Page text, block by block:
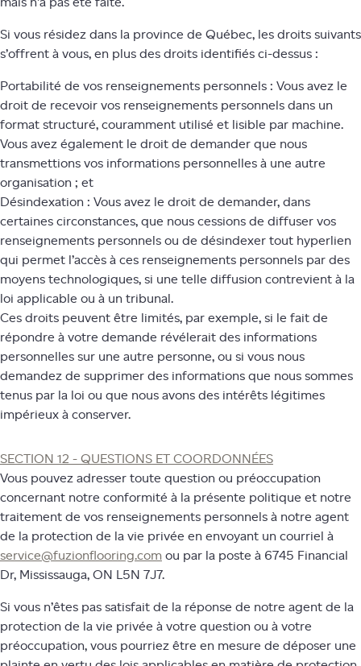
Si vous résidez dans la province de Québec, les droits suivants
s’offrent à vous, en plus des droits identifiés ci-dessus :
Portabilité de vos renseignements personnels : Vous avez le
droit de recevoir vos renseignements personnels dans un
format structuré, couramment utilisé et lisible par machine.
Vous avez également le droit de demander que nous
transmettions vos informations personnelles à une autre
organisation ; et
Désindexation : Vous avez le droit de demander, dans
certaines circonstances, que nous cessions de diffuser vos
renseignements personnels ou de désindexer tout hyperlien
qui permet l’accès à ces renseignements personnels par des
moyens technologiques, si une telle diffusion contrevient à la
loi applicable ou à un tribunal.
Ces droits peuvent être limités, par exemple, si le fait de
répondre à votre demande révélerait des informations
personnelles sur une autre personne, ou si vous nous
demandez de supprimer des informations que nous sommes
tenus par la loi ou que nous avons des intérêts légitimes
impérieux à conserver.
SECTION 12 - QUESTIONS ET COORDONNÉES
Vous pouvez adresser toute question ou préoccupation
concernant notre conformité à la présente politique et notre
traitement de vos renseignements personnels à notre agent
de la protection de la vie privée en envoyant un courriel à
service@fuzionflooring.com ou par la poste à 6745 Financial
Dr, Mississauga, ON L5N 7J7.
Si vous n’êtes pas satisfait de la réponse de notre agent de la
protection de la vie privée à votre question ou à votre
préoccupation, vous pourriez être en mesure de déposer une